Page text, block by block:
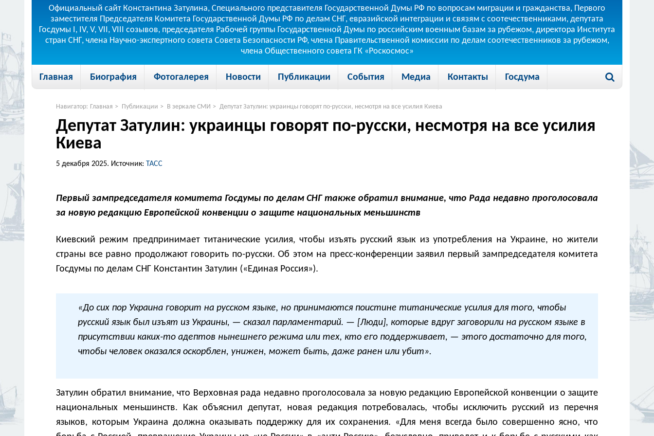
Официальный сайт Константина Затулина, Специального представителя Государственной Думы РФ по вопросам миграции и гражданства, Первого
заместителя Председателя Комитета Государственной Думы РФ по делам СНГ, евразийской интеграции и связям с соотечественниками, депутата
Госдумы I, IV, V, VII, VIII созывов, председателя Рабочей группы Государственной Думы по российским военным базам за рубежом, директора Института
стран СНГ, члена Научно-экспертного совета Совета Безопасности РФ, члена Правительственной комиссии по делам соотечественников за рубежом,
члена Общественного совета ГК «Роскосмос»
Главная Биография Фотогалерея Новости Публикации События Медиа Контакты Госдума
Навигатор: Главная > Публикации > В зеркале СМИ > Депутат Затулин: украинцы говорят по-русски, несмотря на все усилия Киева
Депутат Затулин: украинцы говорят по-русски, несмотря на все усилия
Киева
5 декабря 2025. Источник: ТАСС
Первый зампредседателя комитета Госдумы по делам СНГ также обратил внимание, что Рада недавно проголосовала
за новую редакцию Европейской конвенции о защите национальных меньшинств
Киевский режим предпринимает титанические усилия, чтобы изъять русский язык из употребления на Украине, но жители
страны все равно продолжают говорить по-русски. Об этом на пресс-конференции заявил первый зампредседателя комитета
Госдумы по делам СНГ Константин Затулин («Единая Россия»).
«До сих пор Украина говорит на русском языке, но принимаются поистине титанические усилия для того, чтобы
русский язык был изъят из Украины, — сказал парламентарий. — [Люди], которые вдруг заговорили на русском языке в
присутствии каких-то адептов нынешнего режима или тех, кто его поддерживает, — этого достаточно для того,
чтобы человек оказался оскорблен, унижен, может быть, даже ранен или убит».
Затулин обратил внимание, что Верховная рада недавно проголосовала за новую редакцию Европейской конвенции о защите
национальных меньшинств. Как объяснил депутат, новая редакция потребовалась, чтобы исключить русский из перечня
языков, которым Украина должна оказывать поддержку для их сохранения. «Для меня всегда было совершенно ясно, что